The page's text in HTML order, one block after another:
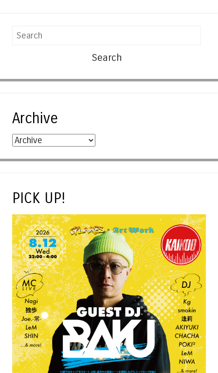
Search
Archive
PICK UP!